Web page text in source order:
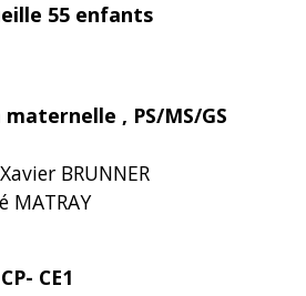
55 enfants
, PS/MS/GS
BRUNNER
MATRAY
CE1